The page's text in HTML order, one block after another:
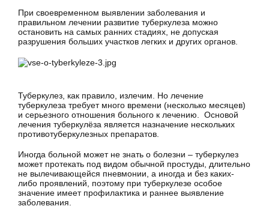
При своевременном выявлении заболевания и
правильном лечении развитие туберкулеза можно
остановить на самых ранних стадиях, не допуская
разрушения больших участков легких и других органов.
Туберкулез, как правило, излечим. Но лечение
туберкулеза требует много времени (несколько месяцев)
и серьезного отношения больного к лечению. Основой
лечения туберкулёза является назначение нескольких
противотуберкулезных препаратов.
Иногда больной может не знать о болезни – туберкулез
может протекать под видом обычной простуды, длительно
не вылечивающейся пневмонии, а иногда и без каких-
либо проявлений, поэтому при туберкулезе особое
значение имеет профилактика и раннее выявление
заболевания.